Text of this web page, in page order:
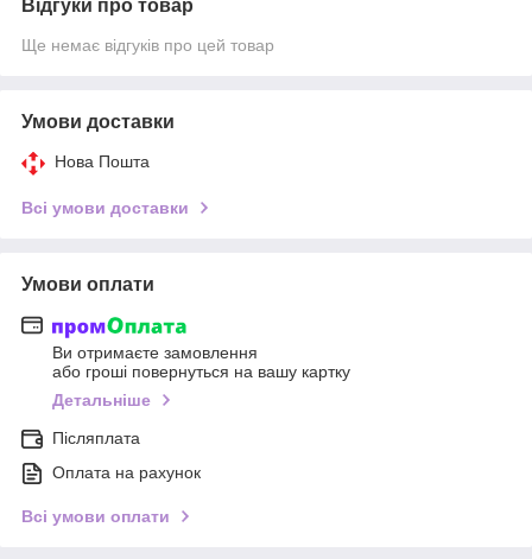
Відгуки про товар
Ще немає відгуків про цей товар
Умови доставки
Нова Пошта
Всі умови доставки
Умови оплати
Ви отримаєте замовлення
або гроші повернуться на вашу картку
Детальніше
Післяплата
Оплата на рахунок
Всі умови оплати